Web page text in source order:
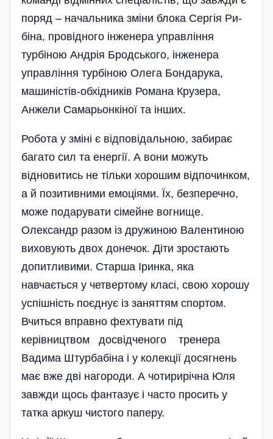
поряд – начальника зміни блока Сергія Ри­
біна, провідного інженера управління
турбіною Андрія Бродського, інженера
управління турбіною Олега Бондарука,
машиністів-обхідників Романа Крузера,
Анжели Самарьонкіної та інших.
Робота у зміні є відповідальною, забирає
багато сил та енергії. А вони можуть
відновитись не тільки хорошим відпочинком,
а й позитивними емоціями. Їх, безперечно,
може подарувати сімейне вогнище.
Олександр разом із дружиною Валентиною
виховують двох донечок. Діти зростають
допитливими. Старша Іринка, яка
навчається у четвертому класі, свою хорошу
успішність поєднує із заняттям спортом.
Вчиться вправно фехтувати під
керівництвом досвідченого тренера
Вадима Штурбабіна і у колекції досягнень
має вже дві нагороди. А чотирирічна Юля
завжди щось фантазує і часто просить у
татка аркуш чистого паперу.